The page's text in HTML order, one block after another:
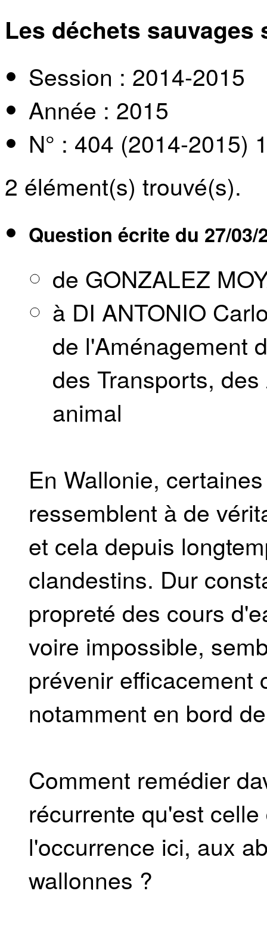
Les déchets
Session : 2014-2015
Année : 2015
N° : 404 (2014-2015)
2 élément(s) trouvé(s).
Question écrite du 27/03/
de GONZALEZ
à DI ANTONIO
de l'Aménagement
des Transports,
animal
En Wallonie,
ressemblent à de
et cela depuis
clandestins. Dur
propreté des cours
voire impossible,
prévenir efficacement
notamment en bord
Comment remédier
récurrente qu'est
l'occurrence ici, aux
wallonnes ?